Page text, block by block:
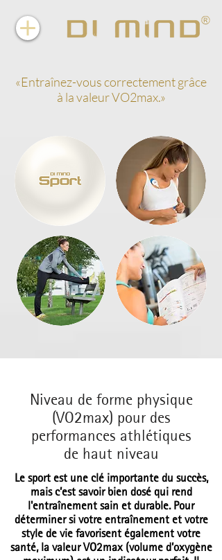
«Entraînez-vous correctement grâce
à la valeur VO2max.»
Niveau de forme physique
(VO2max) pour des
performances athlétiques
de haut niveau
Le sport est une clé importante du succès,
mais c’est savoir bien dosé qui rend
l'entraînement sain et durable. Pour
déterminer si votre entraînement et votre
style de vie favorisent également votre
santé, la valeur VO2max (volume d’oxygène